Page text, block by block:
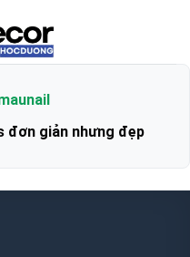
đơn giản nhưng đẹp